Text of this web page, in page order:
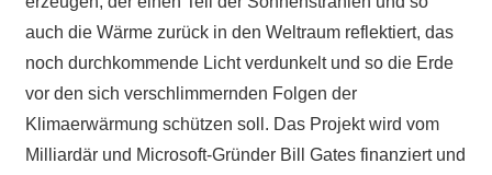
auch die Wärme zurück in den Weltraum reflektiert, das
noch durchkommende Licht verdunkelt und so die Erde
vor den sich verschlimmernden Folgen der
Klimaerwärmung schützen soll. Das Projekt wird vom
Milliardär und Microsoft-Gründer Bill Gates finanziert und